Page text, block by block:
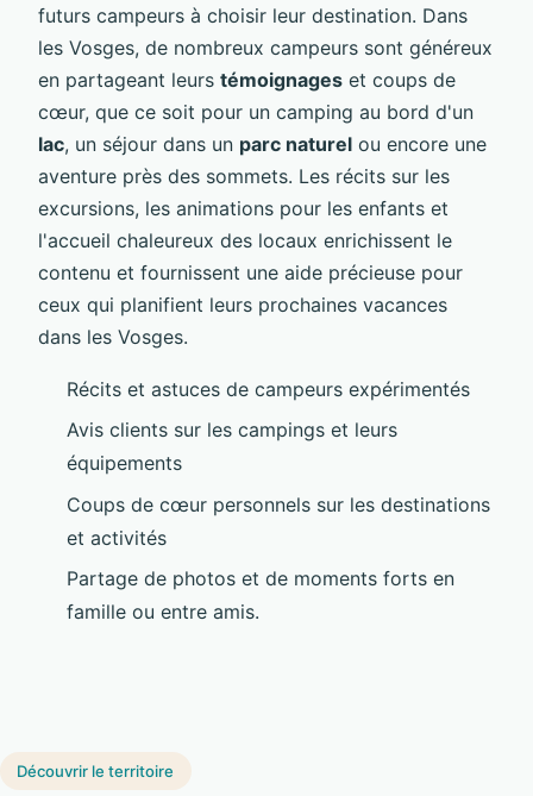
futurs campeurs à choisir leur destination. Dans
les Vosges, de nombreux campeurs sont généreux
en partageant leurs témoignages et coups de
cœur, que ce soit pour un camping au bord d'un
lac, un séjour dans un parc naturel ou encore une
aventure près des sommets. Les récits sur les
excursions, les animations pour les enfants et
l'accueil chaleureux des locaux enrichissent le
contenu et fournissent une aide précieuse pour
ceux qui planifient leurs prochaines vacances
dans les Vosges.
Récits et astuces de campeurs expérimentés
Avis clients sur les campings et leurs
équipements
Coups de cœur personnels sur les destinations
et activités
Partage de photos et de moments forts en
famille ou entre amis.
Découvrir le territoire